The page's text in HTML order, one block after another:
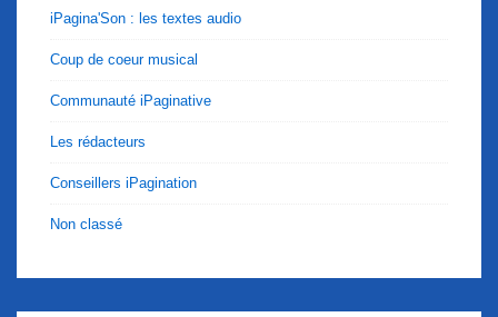
iPagina'Son : les textes audio
Coup de coeur musical
Communauté iPaginative
Les rédacteurs
Conseillers iPagination
Non classé